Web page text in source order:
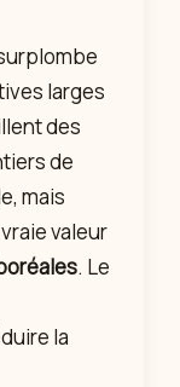
larges
des
de
mais
valeur
. Le
la